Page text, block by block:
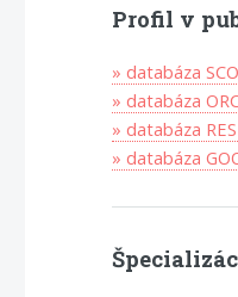
Profil v
» databáza
» databáza
» databáza
» databáza